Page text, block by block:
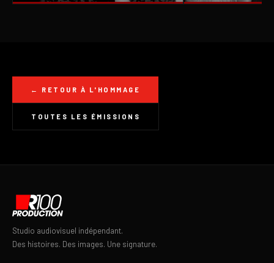
← RETOUR À L'HOMMAGE
TOUTES LES ÉMISSIONS
Studio audiovisuel indépendant.
Des histoires. Des images. Une signature.